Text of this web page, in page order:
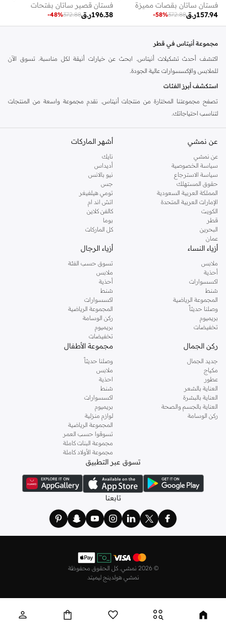
فستان ساتان بقصات مميزة
ر.ق157.94
372.88
-58%
فستان قصير ساتان بفتحات
ر.ق196.38
372.88
-48%
مجموعة أنيتاس في قطر
اكتشف أحدث تشكيلات أنيتاس. ابحث عن خيارات أنيقة لكل مناسبة. تسوق الآن
للملابس والإكسسوارات عالية الجودة.
استكشف أبرز الفئات
تصفح مجموعتنا المختارة من منتجات أنيتاس. نقدم مجموعة واسعة من المنتجات
لتناسب احتياجاتك.
الإكسسوارات:
أكمل إطلالتك مع مجموعتنا من الإكسسوارات.
الجودة والأناقة
تشتهر أنيتاس بالتزامها بالجودة والتصميم. كل قطعة مصممة لتوفر الراحة والأناقة.
يمكنك الاعتماد على أنيتاس للحصول على منتجات متينة وعصرية.
تسوق بثقة
استمتع بتوصيل سريع ومرتجعات سهلة على جميع طلبات أنيتاس في الدوحة وجميع
المدن. نوفر خيارات دفع مريحة لتجربة تسوق سلسة.
لماذا تختار أنيتاس؟
مواد عالية الجودة
تصاميم عصرية
مجموعة منتجات واسعة
رضا العملاء مضمون
تسوق مجموعة أنيتاس اليوم واختبر الفرق.
عن نمشي
عن نمشي
سياسة الخصوصية
سياسة الاسترجاع
حقوق المستهلك
المملكة العربية السعودية
الإمارات العربية المتحدة
الكويت
قطر
البحرين
عمان
أشهر الماركات
نايك
أديداس
نيو بالانس
جس
تومي هيلفيغر
اتش اند ام
كالفن كلاين
بوما
كل الماركات
أزياء النساء
ملابس
أحذية
اكسسوارات
شنط
المجموعة الرياضية
وصلنا حديثاً
بريميوم
تخفيضات
أزياء الرجال
تسوق حسب الفئة
ملابس
أحذية
شنط
اكسسوارات
المجموعة الرياضية
ركن الوسامة
بريميوم
تخفيضات
ركن الجمال
جديد الجمال
مكياج
عطور
العناية بالشعر
العناية بالبشرة
العناية بالجسم والصحة
ركن الوسامة
مجموعة الأطفال
وصلنا حديثاً
ملابس
احذية
شنط
اكسسوارات
بريميوم
لوازم منزلية
المجموعة الرياضية
تسوقوا حسب العمر
مجموعة البنات كاملة
مجموعة الأولاد كاملة
تسوق عبر التطبيق
تابعنا
© 2026 نمشي. كل الحقوق محفوظة
نمشي هولدينج ليميتد